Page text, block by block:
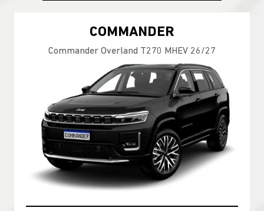
COMMANDER
Commander Overland T270 MHEV 26/27